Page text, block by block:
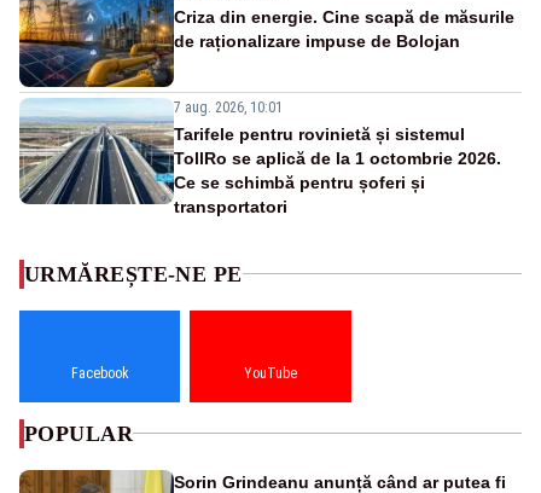
Criza din energie. Cine scapă de măsurile
de raționalizare impuse de Bolojan
7 aug. 2026, 10:01
Tarifele pentru rovinietă și sistemul
TollRo se aplică de la 1 octombrie 2026.
Ce se schimbă pentru șoferi și
transportatori
URMĂREȘTE-NE PE
Facebook YouTube
POPULAR
Sorin Grindeanu anunță când ar putea fi